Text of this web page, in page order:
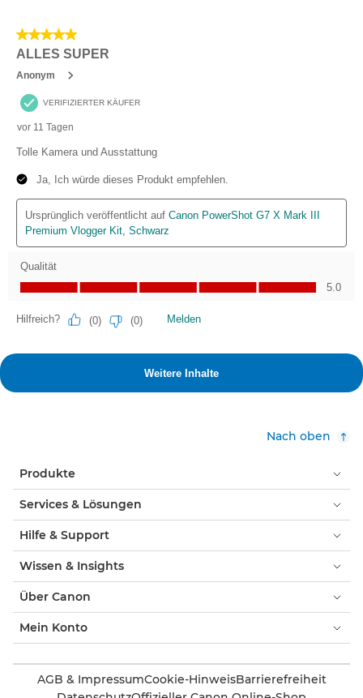
Nach oben
Produkte
Services & Lösungen
Hilfe & Support
Wissen & Insights
Über Canon
Mein Konto
AGB & ImpressumCookie-HinweisBarrierefreiheit